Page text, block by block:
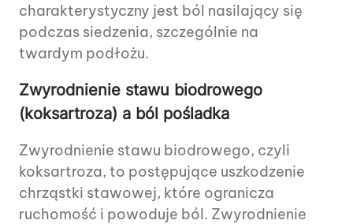
charakterystyczny jest ból nasilający się
podczas siedzenia, szczególnie na
twardym podłożu.
Zwyrodnienie stawu biodrowego
(koksartroza) a ból pośladka
Zwyrodnienie stawu biodrowego, czyli
koksartroza, to postępujące uszkodzenie
chrząstki stawowej, które ogranicza
ruchomość i powoduje ból. Zwyrodnienie